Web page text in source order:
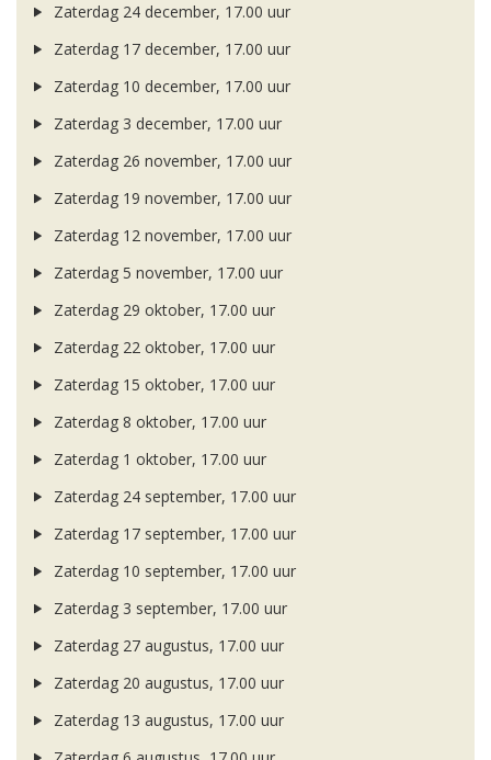
Zaterdag 24 december, 17.00 uur
Zaterdag 17 december, 17.00 uur
Zaterdag 10 december, 17.00 uur
Zaterdag 3 december, 17.00 uur
Zaterdag 26 november, 17.00 uur
Zaterdag 19 november, 17.00 uur
Zaterdag 12 november, 17.00 uur
Zaterdag 5 november, 17.00 uur
Zaterdag 29 oktober, 17.00 uur
Zaterdag 22 oktober, 17.00 uur
Zaterdag 15 oktober, 17.00 uur
Zaterdag 8 oktober, 17.00 uur
Zaterdag 1 oktober, 17.00 uur
Zaterdag 24 september, 17.00 uur
Zaterdag 17 september, 17.00 uur
Zaterdag 10 september, 17.00 uur
Zaterdag 3 september, 17.00 uur
Zaterdag 27 augustus, 17.00 uur
Zaterdag 20 augustus, 17.00 uur
Zaterdag 13 augustus, 17.00 uur